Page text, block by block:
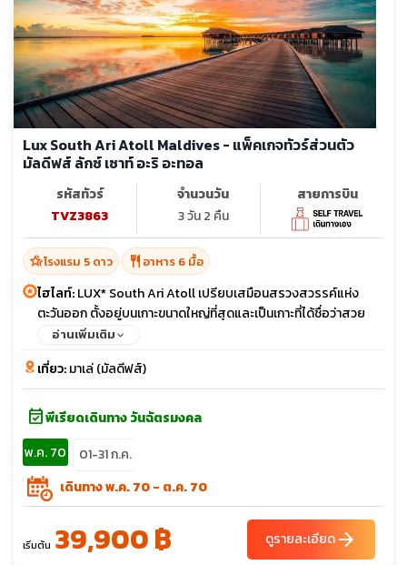
Lux South Ari Atoll Maldives - แพ็คเกจทัวร์ส่วนตัว
มัลดีฟส์ ลักซ์ เซาท์ อะริ อะทอล
รหัสทัวร์
TVZ3863
จำนวนวัน
3 วัน 2 คืน
สายการบิน
hotel_classโรงแรม 5 ดาว restaurant อาหาร 6 มื้อ
ไฮไลท์:LUX* South Ari Atoll เปรียบเสมือนสรวงสวรรค์แห่ง
ตะวันออก ตั้งอยู่บนเกาะขนาดใหญ่ที่สุดและเป็นเกาะที่ได้ชื่อว่าสวย
ที่สุดของประเทศ หาดทรายสีขาวทอดยาวถึง 4 กิโลเมตร โอบล้อมพืช
อ่านเพิ่มเติม
เที่ยว:มาเล่ (มัลดีฟส์)
event_availableพีเรียดเดินทาง วันฉัตรมงคล
พ.ค. 70
01-31 ก.ค.
เดินทาง พ.ค. 70 - ต.ค. 70
เริ่มต้น 39,900 ฿ ดูรายละเอียดarrow_forward